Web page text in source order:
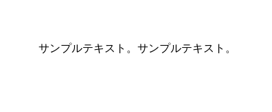
サンプルテキスト。サンプルテキスト。